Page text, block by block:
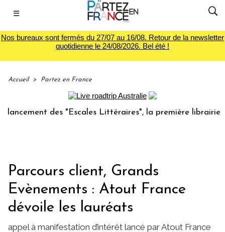
☰
Nos bureaux sont fermés du 27/07 au 16/08. Retour de la newsletter
quotidienne le 24/08/2026. Bel été !
Accueil > Partez en France
des "Escales Littéraires", la première librairie du
Parcours client, Grands
Evènements : Atout France
dévoile les lauréats
appel à manifestation d’intérêt lancé par Atout France